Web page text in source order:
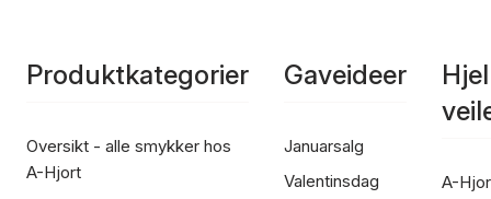
Produktkategorier
Oversikt - alle smykker hos
A-Hjort
Gaveideer
Januarsalg
Valentinsdag
A-